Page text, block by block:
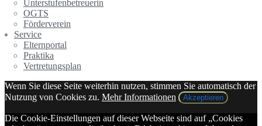
Unterstufenbetreuerin
OGTS
Förderverein
Service
Elternportal
Praktika
Vertretungsplan
Wenn Sie diese Seite weiterhin nutzen, stimmen Sie automatisch der
Nutzung von Cookies zu. Mehr Informationen Akzeptieren
Die Cookie-Einstellungen auf dieser Webseite sind auf „Cookies